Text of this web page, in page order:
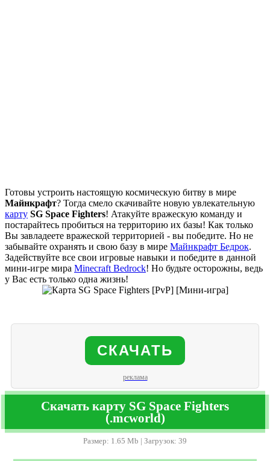
Готовы устроить настоящую космическую битву в мире
Майнкрафт? Тогда смело скачивайте новую увлекательную
карту SG Space Fighters! Атакуйте вражескую команду и
постарайтесь пробиться на территорию их базы! Как только
Вы завладеете вражеской территорией - вы победите. Но не
забывайте охранять и свою базу в мире Mайнкрафт Бедрок.
Задействуйте все свои игровые навыки и победите в данной
мини-игре мира Minecraft Bedrock! Но будьте осторожны, ведь
у Вас есть только одна жизнь!
СКАЧАТЬ
реклама
Скачать карту SG Space Fighters
(.mcworld)
Размер: 1.65 Mb | Загрузок: 39